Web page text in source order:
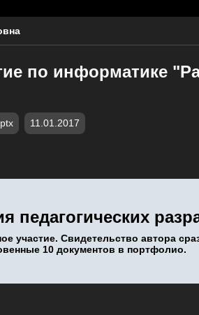
по информатике
11.01.2017
педагогических
участие. Свидетельство автора
10 документов в портфолио.